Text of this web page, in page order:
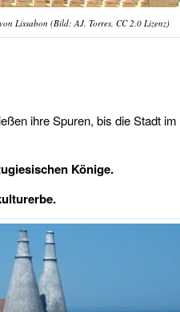
Lissabon (Bild: AJ. Torres, CC 2.0 Lizenz)
ihre Spuren, bis die Stadt im
Könige.